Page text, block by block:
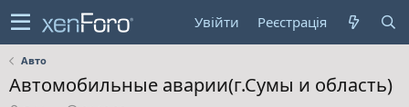
Увійти Реєстрація
Авто
Автомобильные аварии(г.Сумы и область)